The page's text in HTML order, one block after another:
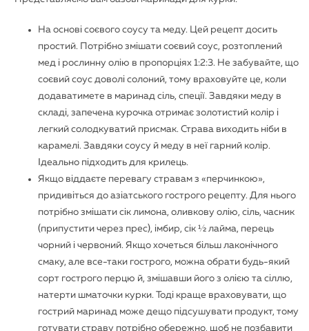
На основі соєвого соусу та меду. Цей рецепт досить
простий. Потрібно змішати соєвий соус, розтоплений
мед і рослинну олію в пропорціях 1:2:3. Не забувайте, що
соєвий соус доволі солоний, тому враховуйте це, коли
додаватимете в маринад сіль, спеції. Завдяки меду в
складі, запечена курочка отримає золотистий колір і
легкий солодкуватий присмак. Страва виходить ніби в
карамелі. Завдяки соусу й меду в неї гарний колір.
Ідеально підходить для крилець.
Якщо віддаєте перевагу стравам з «перчинкою»,
придивіться до азіатського гострого рецепту. Для нього
потрібно змішати сік лимона, оливкову олію, сіль, часник
(припустити через прес), імбир, сік ½ лайма, перець
чорний і червоний. Якщо хочеться більш лаконічного
смаку, але все-таки гострого, можна обрати будь-який
сорт гострого перцю й, змішавши його з олією та сіллю,
натерти шматочки курки. Тоді краще враховувати, що
гострий маринад може дещо підсушувати продукт, тому
готувати страву потрібно обережно, щоб не позбавити